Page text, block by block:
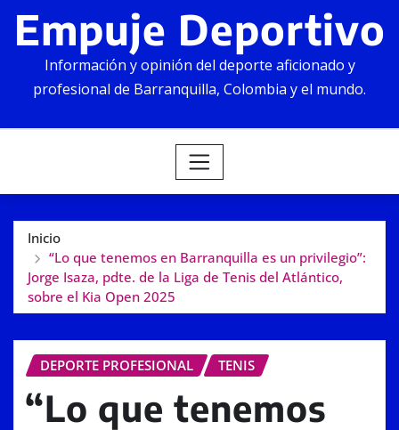
Empuje Deportivo
Información y opinión del deporte aficionado y
profesional de Barranquilla, Colombia y el mundo.
Inicio
“Lo que tenemos en Barranquilla es un privilegio”:
Jorge Isaza, pdte. de la Liga de Tenis del Atlántico,
sobre el Kia Open 2025
DEPORTE PROFESIONAL TENIS
“Lo que tenemos